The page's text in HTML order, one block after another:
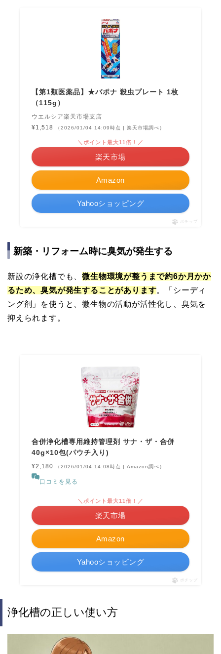
【第1類医薬品】★バポナ 殺虫プレート 1枚
（115g）
ウエルシア楽天市場支店
¥1,518
（2026/01/04 14:09時点 | 楽天市場調べ）
Amazon
＼ポイント最大11倍！／
楽天市場
Yahooショッピング
ポチップ
新築・リフォーム時に臭気が発生する
新設の浄化槽でも、微生物環境が整うまで約6か月かか
るため、臭気が発生することがあります。「シーディ
ング剤」を使うと、微生物の活動が活性化し、臭気を
抑えられます。
合併浄化槽専用維持管理剤 サナ・ザ・合併
40g×10包(パウチ入り)
¥2,180 （2026/01/04 14:08時点 | Amazon調べ）
口コミを見る
Amazon
＼ポイント最大11倍！／
楽天市場
Yahooショッピング
ポチップ
浄化槽の正しい使い方